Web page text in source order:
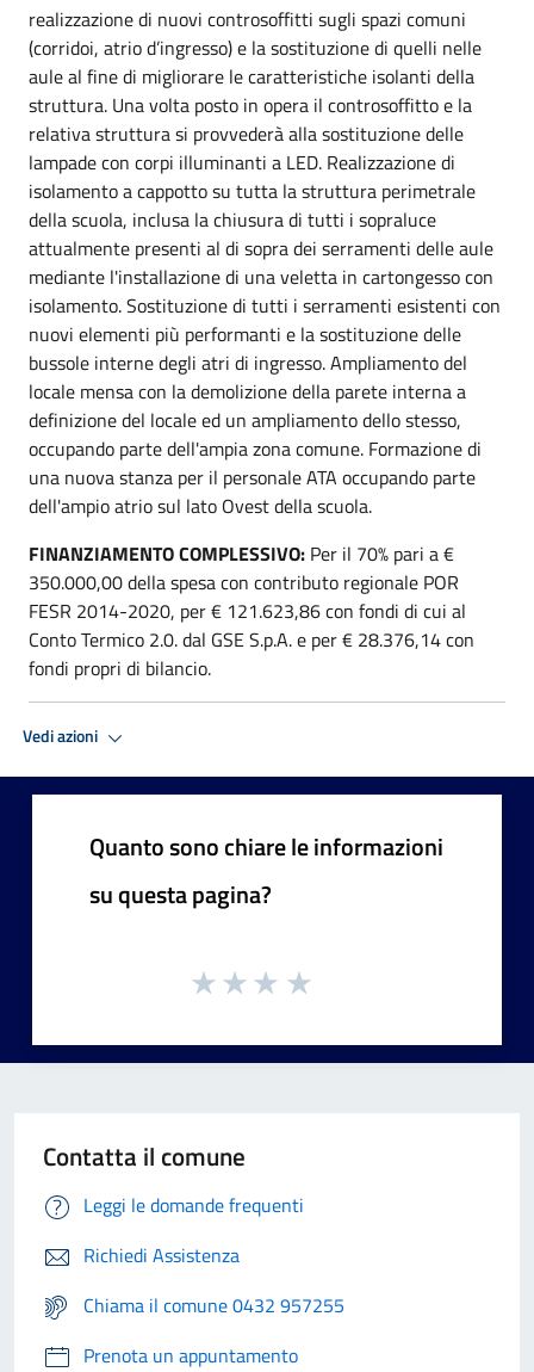
realizzazione di nuovi controsoffitti sugli spazi comuni
(corridoi, atrio d’ingresso) e la sostituzione di quelli nelle
aule al fine di migliorare le caratteristiche isolanti della
struttura. Una volta posto in opera il controsoffitto e la
relativa struttura si provvederà alla sostituzione delle
lampade con corpi illuminanti a LED. Realizzazione di
isolamento a cappotto su tutta la struttura perimetrale
della scuola, inclusa la chiusura di tutti i sopraluce
attualmente presenti al di sopra dei serramenti delle aule
mediante l'installazione di una veletta in cartongesso con
isolamento. Sostituzione di tutti i serramenti esistenti con
nuovi elementi più performanti e la sostituzione delle
bussole interne degli atri di ingresso. Ampliamento del
locale mensa con la demolizione della parete interna a
definizione del locale ed un ampliamento dello stesso,
occupando parte dell'ampia zona comune. Formazione di
una nuova stanza per il personale ATA occupando parte
dell'ampio atrio sul lato Ovest della scuola.
FINANZIAMENTO COMPLESSIVO: Per il 70% pari a €
350.000,00 della spesa con contributo regionale POR
FESR 2014-2020, per € 121.623,86 con fondi di cui al
Conto Termico 2.0. dal GSE S.p.A. e per € 28.376,14 con
fondi propri di bilancio.
Vedi azioni
Quanto sono chiare le informazioni
su questa pagina?
Contatta il comune
Leggi le domande frequenti
Richiedi Assistenza
Chiama il comune 0432 957255
Prenota un appuntamento